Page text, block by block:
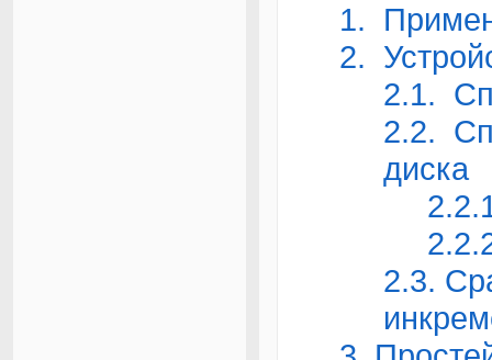
1.
2.
2.1.
2.2.
диска
2.3.